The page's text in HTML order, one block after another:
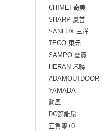
CHIMEI 奇美
SHARP 夏普
SANLUX 三洋
TECO 東元
SAMPO 聲寶
HERAN 禾聯
ADAMOUTDOOR
YAMADA
勳風
DC節能扇
正負零±0